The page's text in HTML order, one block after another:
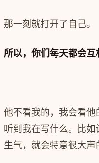
那一刻就打开了自己。
所以，你们每天都会互
他不看我的，我会看
听到我在写什么。比
生气，就会特意‍‍很大声